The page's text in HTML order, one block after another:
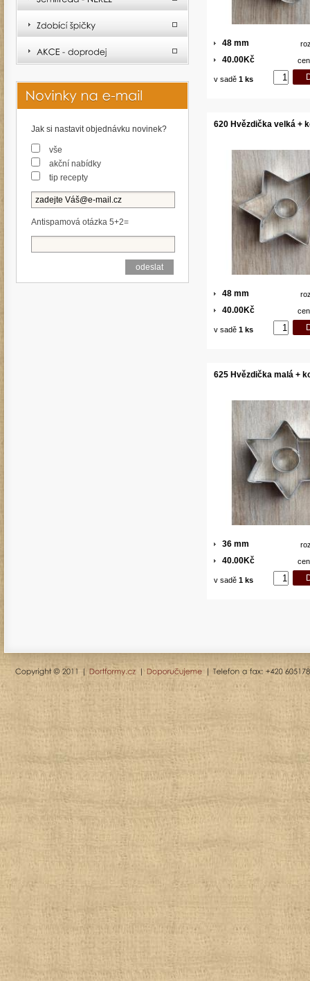
48 mm
40.00Kč
v sadě 1 ks
620 Hvězdička velká +
48 mm
40.00Kč
v sadě 1 ks
625 Hvězdička malá +
36 mm
40.00Kč
v sadě 1 ks
Jak si nastavit objednávku novinek?
vše
akční nabídky
tip recepty
Antispamová otázka 5+2=